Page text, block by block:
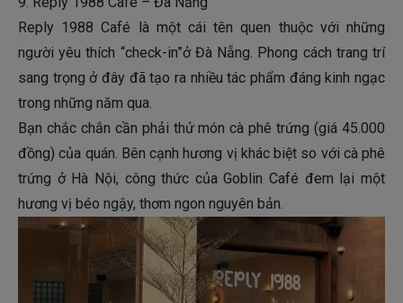
Reply 1988 Café là một cái tên quen thuộc với những
người yêu thích “check-in”ở Đà Nẵng. Phong cách trang trí
sang trọng ở đây đã tạo ra nhiều tác phẩm đáng kinh ngạc
trong những năm qua.
Bạn chắc chắn cần phải thử món cà phê trứng (giá 45.000
đồng) của quán. Bên cạnh hương vị khác biệt so với cà phê
trứng ở Hà Nội, công thức của Goblin Café đem lại một
hương vị béo ngậy, thơm ngon nguyên bản.